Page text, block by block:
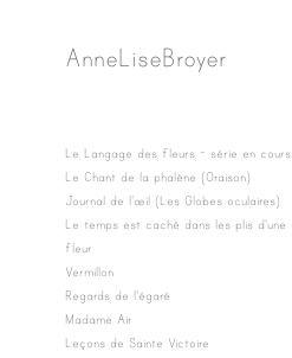
Anne Lise Broyer
Le Langage des fleurs - série en cours
Le Chant de la phalène (Oraison)
Journal de l'œil (Les Globes oculaires)
Le temps est caché dans les plis d'une
fleur
Vermillon
Regards de l'égaré
Madame Air
Leçons de Sainte Victoire